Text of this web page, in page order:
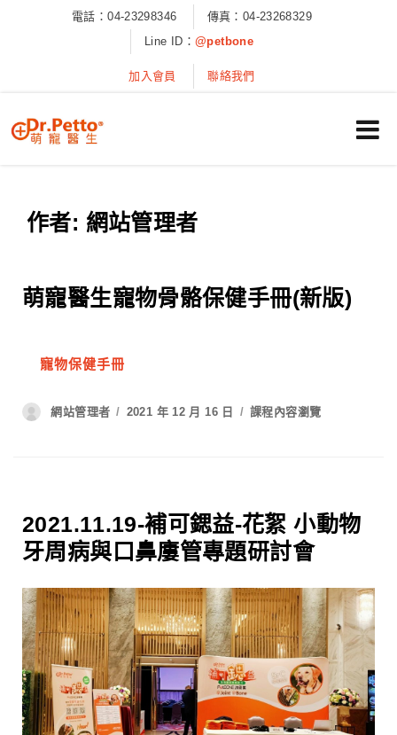
電話：04-23298346
傳真：04-23268329
Line ID： @petbone
加入會員 聯絡我們
作者: 網站管理者
萌寵醫生寵物骨骼保健手冊(新版)
寵物保健手冊
網站管理者 2021 年 12 月 16 日 課程內容瀏覽
2021.11.19-補可鍶益-花絮 小動物
牙周病與口鼻廔管專題研討會